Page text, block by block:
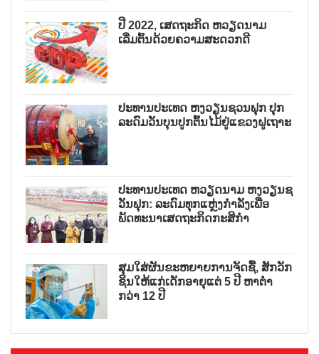
ປີ 2022, ເສດຖະກິດ ຫວຽດນາມ
ເລີ່ມຕົ້ນດ້ວຍຄວາມສະດວກດີ
ປະທານປະເທດ ຫງວຽນຊວນຟຸກ ປຸກ
ລະດົມວັນບຸນປູກຕົ້ນໄມ້ຢູ່ແຂວງຝູເຖາະ
ປະທານປະເທດ ຫວຽດນາມ ຫງວຽນຊ
ວັນຟຸກ: ລະດົມທຸກແຫຼ່ງກຳລັງເພື່ອ
ພັດທະນາເສດຖະກິດກະສິກຳ
ສຸມໃສ່ຜັນຂະຫຍາຍການຈັດຊື້, ສັກວັກ
ຊິນໃຫ້ແກ່ເດັກອາຍຸແຕ່ 5 ປີ ຫາຕ່ຳ
ກວ່າ 12 ປີ